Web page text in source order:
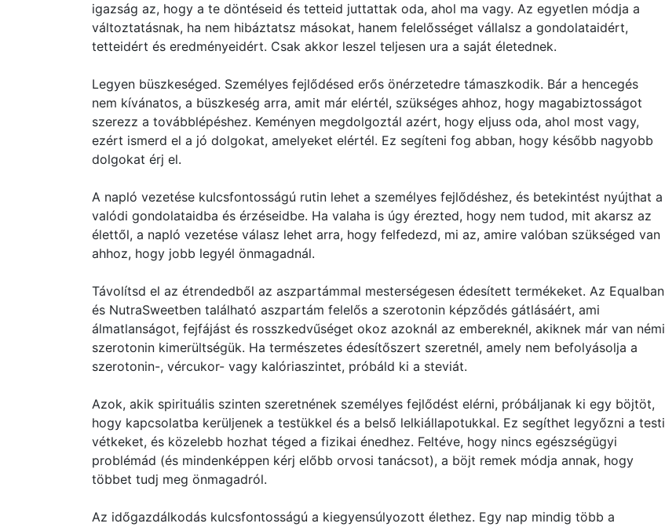
igazság az, hogy a te döntéseid és tetteid juttattak oda, ahol ma vagy. Az egyetlen módja a
változtatásnak, ha nem hibáztatsz másokat, hanem felelősséget vállalsz a gondolataidért,
tetteidért és eredményeidért. Csak akkor leszel teljesen ura a saját életednek.
Legyen büszkeséged. Személyes fejlődésed erős önérzetedre támaszkodik. Bár a hencegés
nem kívánatos, a büszkeség arra, amit már elértél, szükséges ahhoz, hogy magabiztosságot
szerezz a továbblépéshez. Keményen megdolgoztál azért, hogy eljuss oda, ahol most vagy,
ezért ismerd el a jó dolgokat, amelyeket elértél. Ez segíteni fog abban, hogy később nagyobb
dolgokat érj el.
A napló vezetése kulcsfontosságú rutin lehet a személyes fejlődéshez, és betekintést nyújthat a
valódi gondolataidba és érzéseidbe. Ha valaha is úgy érezted, hogy nem tudod, mit akarsz az
élettől, a napló vezetése válasz lehet arra, hogy felfedezd, mi az, amire valóban szükséged van
ahhoz, hogy jobb legyél önmagadnál.
Távolítsd el az étrendedből az aszpartámmal mesterségesen édesített termékeket. Az Equalban
és NutraSweetben található aszpartám felelős a szerotonin képződés gátlásáért, ami
álmatlanságot, fejfájást és rosszkedvűséget okoz azoknál az embereknél, akiknek már van némi
szerotonin kimerültségük. Ha természetes édesítőszert szeretnél, amely nem befolyásolja a
szerotonin-, vércukor- vagy kalóriaszintet, próbáld ki a steviát.
Azok, akik spirituális szinten szeretnének személyes fejlődést elérni, próbáljanak ki egy böjtöt,
hogy kapcsolatba kerüljenek a testükkel és a belső lelkiállapotukkal. Ez segíthet legyőzni a testi
vétkeket, és közelebb hozhat téged a fizikai énedhez. Feltéve, hogy nincs egészségügyi
problémád (és mindenképpen kérj előbb orvosi tanácsot), a böjt remek módja annak, hogy
többet tudj meg önmagadról.
Az időgazdálkodás kulcsfontosságú a kiegyensúlyozott élethez. Egy nap mindig több a